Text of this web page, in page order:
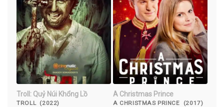
Troll: Quỷ Núi Khổng Lồ
TROLL (2022)
A Christmas Prince
A CHRISTMAS PRINCE (2017)